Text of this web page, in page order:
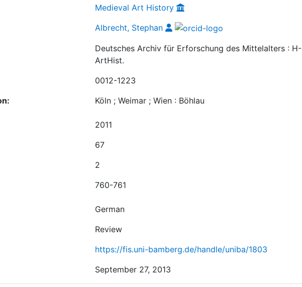
Medieval Art History
Albrecht, Stephan
Deutsches Archiv für Erforschung des Mittelalters : H-
ArtHist.
0012-1223
Köln ; Weimar ; Wien : Böhlau
2011
67
2
760-761
German
Review
https://fis.uni-bamberg.de/handle/uniba/1803
September 27, 2013